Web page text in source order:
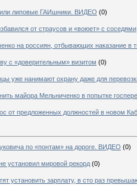
липовые ГАИшники. ВИДЕО (0)
от страусов и «воюет» с соседями
на россиян, отбывающих наказание
с «доверительным» визитом (0)
уже нанимают охрану даже для
майора Мельниченко в попытке
от предложенных должностей в новом
по «понтам» на дороге. ВИДЕО (0)
установил мировой рекорд (0)
установить зарплату, в сто раз